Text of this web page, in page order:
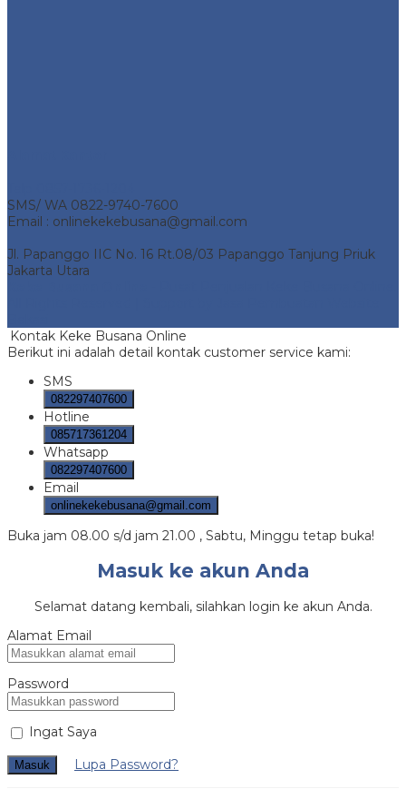
SMS/ WA 0822-9740-7600
Email : onlinekekebusana@gmail.com
Jl. Papanggo IIC No. 16 Rt.08/03 Papanggo Tanjung Priuk
Jakarta Utara
Kontak Keke Busana Online
Berikut ini adalah detail kontak customer service kami:
SMS
082297407600
Hotline
085717361204
Whatsapp
082297407600
Email
onlinekekebusana@gmail.com
Buka jam 08.00 s/d jam 21.00 , Sabtu, Minggu tetap buka!
Masuk ke akun Anda
Selamat datang kembali, silahkan login ke akun Anda.
Alamat Email
Password
Ingat Saya
Masuk Lupa Password?